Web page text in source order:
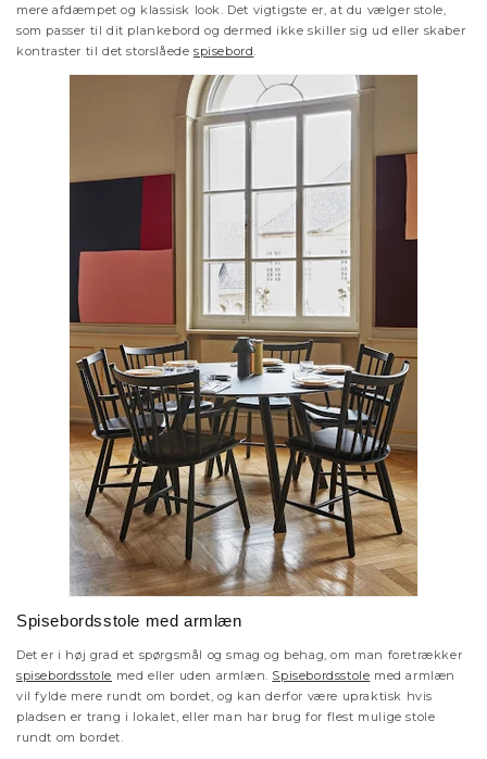
mere afdæmpet og klassisk look. Det vigtigste er, at du vælger stole,
som passer til dit plankebord og dermed ikke skiller sig ud eller skaber
kontraster til det storslåedespisebord
Spisebordsstole med armlæn
Det er i høj grad et spørgsmål og smag og behag, om man foretrækker
spisebordsstole med eller uden armlæn. Spisebordsstole med armlæn
vil fylde mere rundt om bordet, og kan derfor være upraktisk hvis
pladsen er trang i lokalet, eller man har brug for flest mulige stole
rundt om bordet.